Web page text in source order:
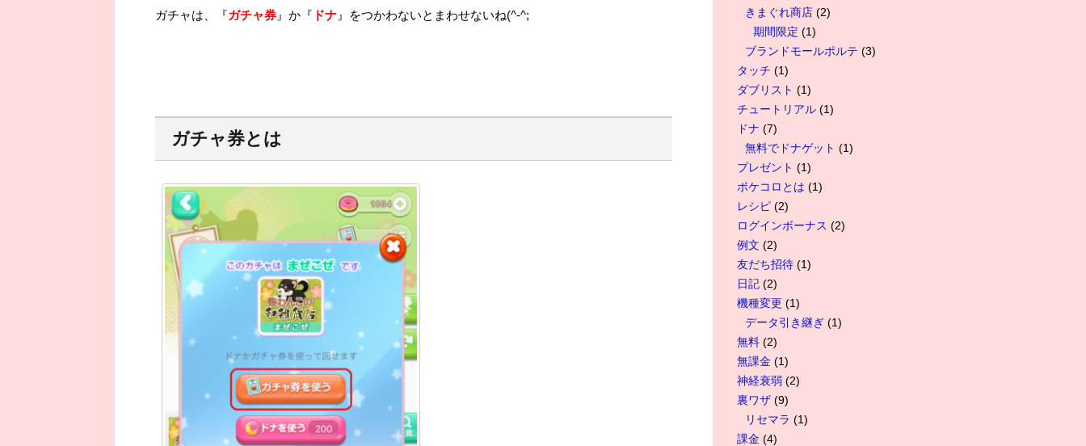
ガチャは、『ガチャ券 』か『 ドナ 』をつかわないとまわせないね(^-^;
ガチャ券とは
きまぐれ商店 (2)
期間限定 (1)
ブランドモールポルテ (3)
タッチ (1)
ダブリスト (1)
チュートリアル (1)
ドナ (7)
無料でドナゲット (1)
プレゼント (1)
ポケコロとは (1)
レシピ (2)
ログインボーナス (2)
例文 (2)
友だち招待 (1)
日記 (2)
機種変更 (1)
データ引き継ぎ (1)
無料 (2)
無課金 (1)
神経衰弱 (2)
裏ワザ (9)
リセマラ (1)
課金 (4)